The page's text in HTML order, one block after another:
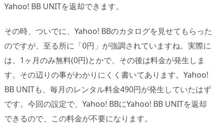
Yahoo! BB UNITを返却できます。
その時、ついでに、Yahoo! BBのカタログを見せてもらった
のですが、至る所に「0円」が強調されていますね。実際に
は、1ヶ月のみ無料(0円)とかで、その後は料金が発生しま
す。その辺りの事がわかりにくく書いてあります。Yahoo!
BB UNITも、毎月のレンタル料金490円が発生していたはず
です。今回の設定で、Yahoo! BBにYahoo! BB UNITを返却
できるので、この料金が不要になります。